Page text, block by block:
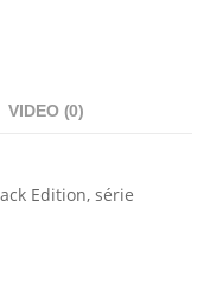
VIDEO (0)
Edition, série